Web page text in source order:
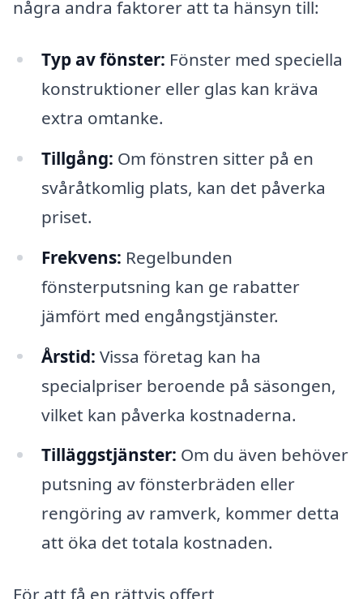
några andra faktorer att ta hänsyn till:
Typ av fönster: Fönster med speciella
konstruktioner eller glas kan kräva
extra omtanke.
Tillgång: Om fönstren sitter på en
svåråtkomlig plats, kan det påverka
priset.
Frekvens: Regelbunden
fönsterputsning kan ge rabatter
jämfört med engångstjänster.
Årstid: Vissa företag kan ha
specialpriser beroende på säsongen,
vilket kan påverka kostnaderna.
Tilläggstjänster: Om du även behöver
putsning av fönsterbräden eller
rengöring av ramverk, kommer detta
att öka det totala kostnaden.
För att få en rättvis offert